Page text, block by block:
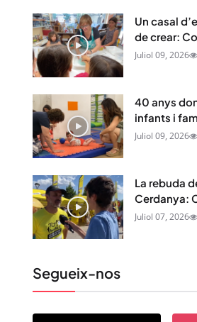
Un casal
de crear:
Juliol 09, 2026
40 anys
infants i
Juliol 09, 2026
La rebuda
Cerdanya:
Juliol 07, 2026
Segueix-nos